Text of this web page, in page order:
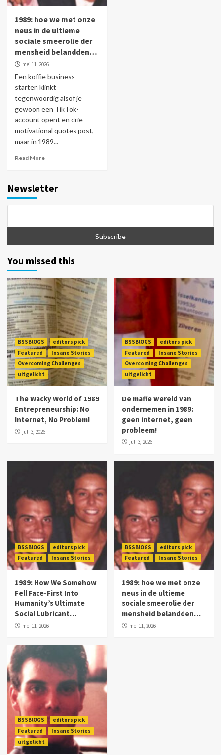
1989: hoe we met onze
neus in de ultieme
sociale smeerolie der
mensheid belandden…
mei 11, 2026
Een koffie business
starten klinkt
tegenwoordig alsof je
gewoon een TikTok-
account opent en drie
motivational quotes post,
maar in 1989...
Read More
Newsletter
You missed this
BSSBlOGS
editors pick
Featured
Insane Stories
Overcoming Challenges
uitgelicht
The Wacky World of 1989
Entrepreneurship: No
Internet, No Problem!
juli 3, 2026
BSSBlOGS
editors pick
Featured
Insane Stories
Overcoming Challenges
uitgelicht
De maffe wereld van
ondernemen in 1989:
geen internet, geen
probleem!
juli 3, 2026
BSSBlOGS
editors pick
Featured
Insane Stories
1989: How We Somehow
Fell Face-First Into
Humanity’s Ultimate
Social Lubricant…
mei 11, 2026
BSSBlOGS
editors pick
Featured
Insane Stories
1989: hoe we met onze
neus in de ultieme
sociale smeerolie der
mensheid belandden…
mei 11, 2026
BSSBlOGS
editors pick
Featured
Insane Stories
uitgelicht